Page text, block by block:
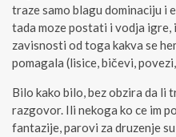
traze samo blagu dominaciju i
tada moze postati i vodja igre,
zavisnosti od toga kakva se
pomagala (lisice, bičevi,
Bilo kako bilo, bez obzira da li
razgovor. Ili nekoga ko ce im
fantazije, parovi za druzenje